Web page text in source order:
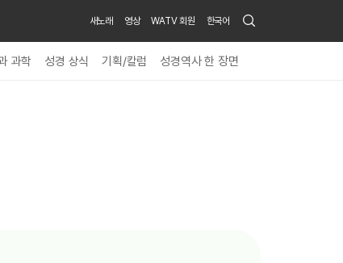
새노래 영상 WATV 회원 한국어 Search
Submit
과학 성경 상식 기획/칼럼 성경역사 한 장면